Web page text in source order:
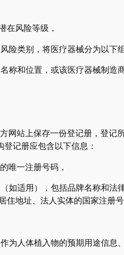
在风险等级，
险类别，将医疗器械分为以下
称和位置，或该医疗器械制造
网站上保存一份登记册，登记
登记册应包含以下信息：
唯一注册号码，
如适用），包括品牌名称和
住地址、法人实体的国家注册
为人体植入物的预期用途信息